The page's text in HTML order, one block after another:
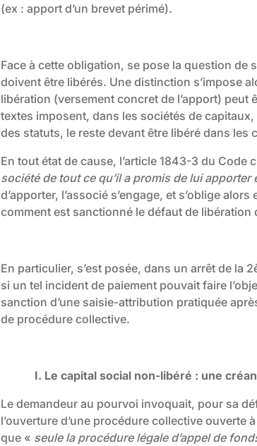
(ex : apport d’un brevet périmé).
Face à cette obligation, se pose la question
doivent être libérés. Une distinction s’impose
libération (versement concret de l’apport)
textes imposent, dans les sociétés de
des statuts, le reste devant être libéré dans les
En tout état de cause, l’article 1843-3 du Code
société de tout ce qu’il a promis de lui
d’apporter, l’associé s’engage, et s’oblige
comment est sanctionné le défaut de libération
En particulier, s’est posée, dans un arrêt de la
si un tel incident de paiement pouvait faire
sanction d’une saisie-attribution pratiquée
de procédure collective.
I. Le capital social non-libéré : une
Le demandeur au pourvoi invoquait, pour sa
l’ouverture d’une procédure collective ouverte
que « seule la procédure légale d’appel de